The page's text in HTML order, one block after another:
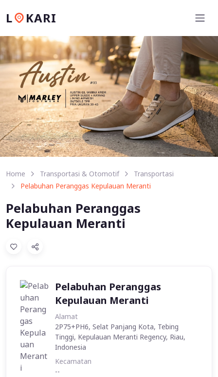
L KARI
Home Transportasi & Otomotif
Transportasi
Pelabuhan Peranggas Kepulauan Meranti
Pelabuhan Peranggas
Kepulauan Meranti
Pelabuhan Peranggas
Kepulauan Meranti
Alamat
2P75+PH6, Selat Panjang Kota, Tebing
Tinggi, Kepulauan Meranti Regency, Riau,
Indonesia
Kecamatan
--